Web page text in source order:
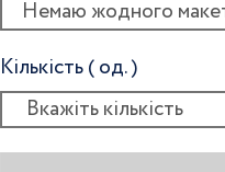
Немаю жодного
Кількість ( од. )